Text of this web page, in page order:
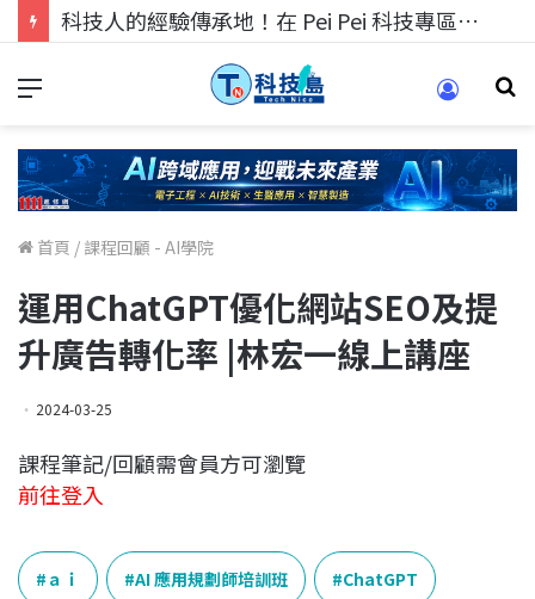
科技人的經驗傳承地！在 Pei Pei 科技專區，與學弟妹交流最硬核的技術
首頁 / 課程回顧 - AI學院
運用ChatGPT優化網站SEO及提
升廣告轉化率 |林宏一線上講座
2024-03-25
課程筆記/回顧需會員方可瀏覽
前往登入
ａｉ AI 應用規劃師培訓班 ChatGPT